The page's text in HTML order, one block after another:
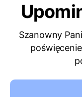
Szanowny